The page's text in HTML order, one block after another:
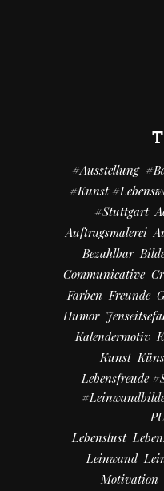
#Ausstellung
#kunst
#Stuttgart
Auftragsmalerei
Bezahlbar
Communicative
Farben Freunde
Humor
Kalendermotiv
Kunst
Lebensfreude
Lebenslust
Leinwand
Motivation